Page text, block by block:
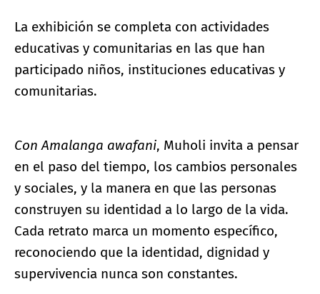
La exhibición se completa con actividades
educativas y comunitarias en las que han
participado niños, instituciones educativas y
comunitarias.
Con Amalanga awafani, Muholi invita a pensar
en el paso del tiempo, los cambios personales
y sociales, y la manera en que las personas
construyen su identidad a lo largo de la vida.
Cada retrato marca un momento específico,
reconociendo que la identidad, dignidad y
supervivencia nunca son constantes.